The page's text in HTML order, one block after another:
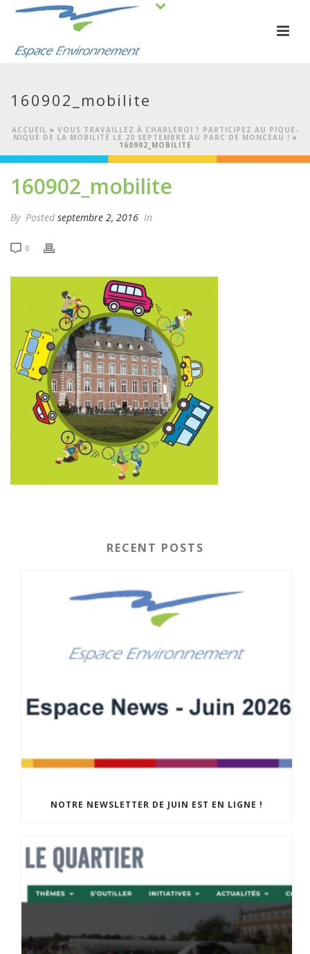
160902_mobilite
ACCUEIL » VOUS TRAVAILLEZ À CHARLEROI ? PARTICIPEZ AU PIQUE-
NIQUE DE LA MOBILITÉ LE 20 SEPTEMBRE AU PARC DE MONCEAU ! »
160902_MOBILITE
160902_mobilite
By Posted septembre 2, 2016 In
0
RECENT POSTS
NOTRE NEWSLETTER DE JUIN EST EN LIGNE !